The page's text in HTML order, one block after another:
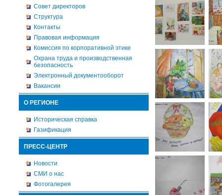
Совет директоров
Структура
Контакты
Правовая информация
Комиссия по корпоративной этике
Охрана труда и производственная
безопасность
Электронный документооборот
Вакансии
О РЕГИОНЕ
Историческая справка
Газификация
ПРЕСС-ЦЕНТР
Новости
СМИ о нас
Фотогалерея